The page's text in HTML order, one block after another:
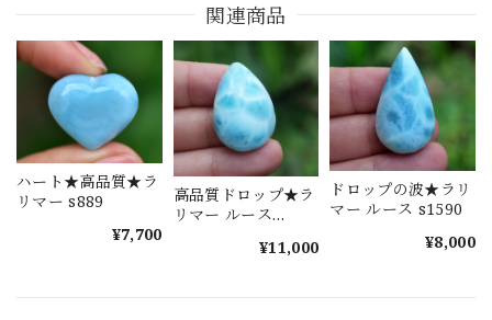
関連商品
ハート★高品質★ラ
リマー s889
¥7,700
高品質ドロップ★ラ
リマー ルース
¥11,000
ドロップの波★ラリ
マー ルース s1590
¥8,000